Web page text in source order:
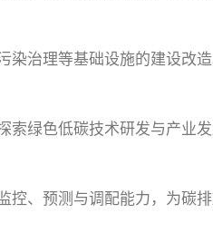
染治理等基础设施的建设改
绿色低碳技术研发与产业
、预测与调配能力，为碳